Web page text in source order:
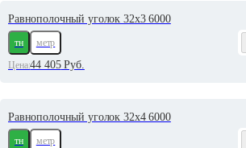
Равнополочный уголок 32х3 6000
тн
метр
Цена:44 405Руб.
Равнополочный уголок 32х4 6000
тн
метр